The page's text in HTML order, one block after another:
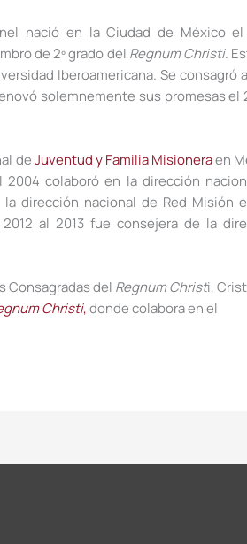
nació en la Ciudad de México
de 2º grado del Regnum Christi.
Iberoamericana. Se consagró
solemnemente sus promesas el
deJuventud y Familia Misioneraen
colaboró en la dirección
dirección nacional de Red Misión
al 2013 fue consejera de la
Consagradas del Regnum Christi,
Christi,donde colabora en el